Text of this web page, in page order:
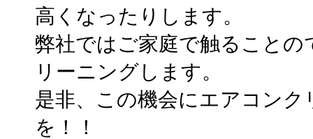
高くなったりします。
弊社ではご家庭で触ること
リーニングします。
是非、この機会にエアコン
を！！